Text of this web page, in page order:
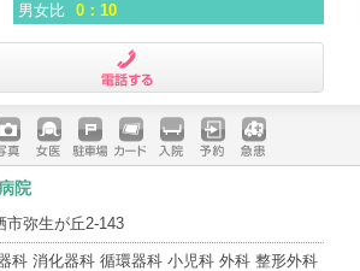
男女比 0：10
写真 女医 駐車場
クレジッ
入院 予約 急患
院
市弥生が丘2-143
科 消化器科 循環器科 小児科 外科 整形外科